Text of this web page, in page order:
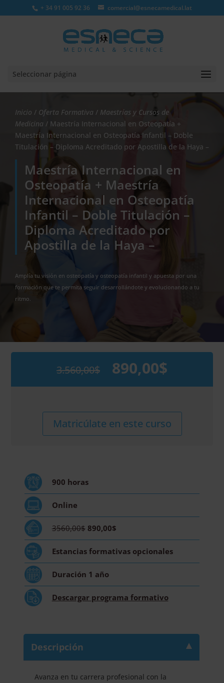
+ 34 91 005 92 36 comercial@esnecamedical.lat
Seleccionar página
Inicio / Oferta Formativa / Maestrías y Cursos de
Medicina / Maestría Internacional en Osteopatía +
Maestría Internacional en Osteopatía Infantil – Doble
Titulación – Diploma Acreditado por Apostilla de la Haya –
Maestría Internacional en
Osteopatía + Maestría
Internacional en Osteopatía
Infantil – Doble Titulación –
Diploma Acreditado por
Apostilla de la Haya –
Amplía tu visión en osteopatía y osteopatía infantil y apuesta por una
formación que te permita seguir desarrollándote y evolucionando a tu
ritmo.
3.560,00$
3.560,00$.
890,00$
890,00$.
Internacional
Internacional
Osteopatía
Titulación
Diploma
por
la
Haya
-
Matricúlate en este curso
900 horas
Online
3560,00$ 890,00$
Estancias formativas opcionales
Duración 1 año
Descargar programa formativo
Descripción
Avanza en tu carrera profesional con la